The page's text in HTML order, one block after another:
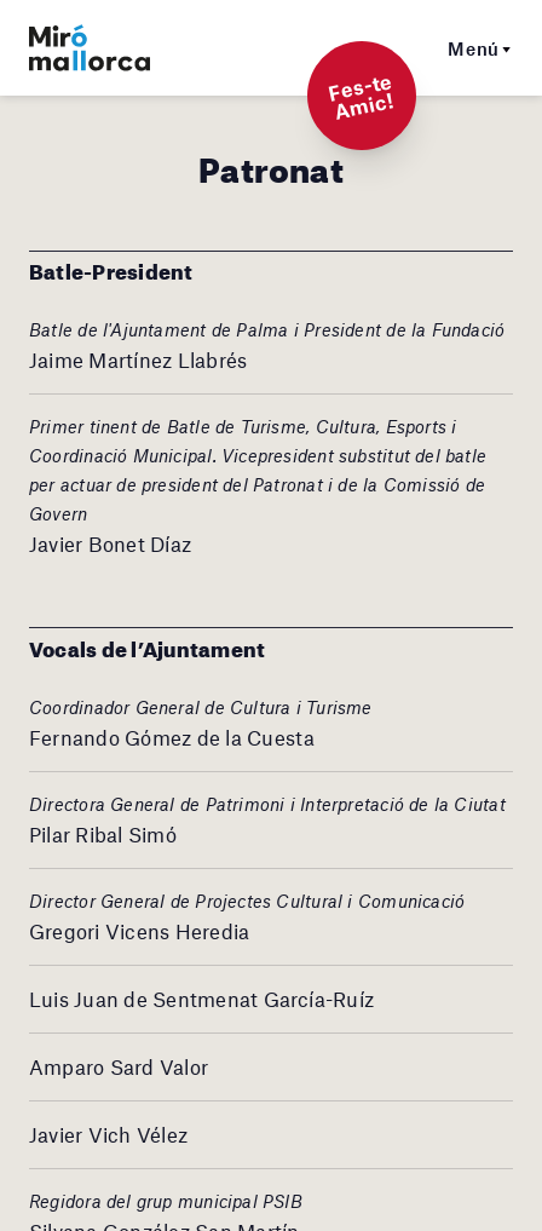
Menú
F
es-t
e
A
mi
c!
Patronat
Batle-President
Batle de l'Ajuntament de Palma i President de la Fundació
Jaime Martínez Llabrés
Primer tinent de Batle de Turisme, Cultura, Esports i
Coordinació Municipal. Vicepresident substitut del batle
per actuar de president del Patronat i de la Comissió de
Govern
Javier Bonet Díaz
Vocals de l’Ajuntament
Coordinador General de Cultura i Turisme
Fernando Gómez de la Cuesta
Directora General de Patrimoni i Interpretació de la Ciutat
Pilar Ribal Simó
Director General de Projectes Cultural i Comunicació
Gregori Vicens Heredia
Luis Juan de Sentmenat García-Ruíz
Amparo Sard Valor
Javier Vich Vélez
Regidora del grup municipal PSIB